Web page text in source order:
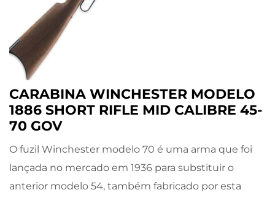
CARABINA WINCHESTER MODELO
1886 SHORT RIFLE MID CALIBRE 45-
70 GOV
O fuzil Winchester modelo 70 é uma arma que foi
lançada no mercado em 1936 para substituir o
anterior modelo 54, também fabricado por esta